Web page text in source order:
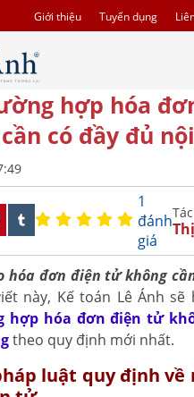
Giới thiệu Tuyển dụng
hợp hóa
có đầy đủ
1
đánh
giá
hóa đơn điện tử không
này, Kế toán Lê Ánh sẽ
hợp hóa đơn điện tử
theo quy định mới nhất.
luật quy định về